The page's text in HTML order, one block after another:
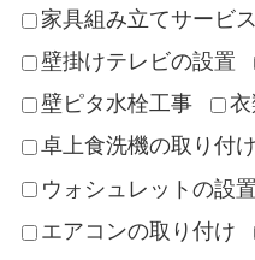
家具組み立てサービス
壁掛けテレビの設置
壁ピタ水栓工事
卓上食洗機の取り付け
ウォシュレットの設置
エアコンの取り付け